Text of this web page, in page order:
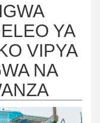
YA
VIPYA
NA